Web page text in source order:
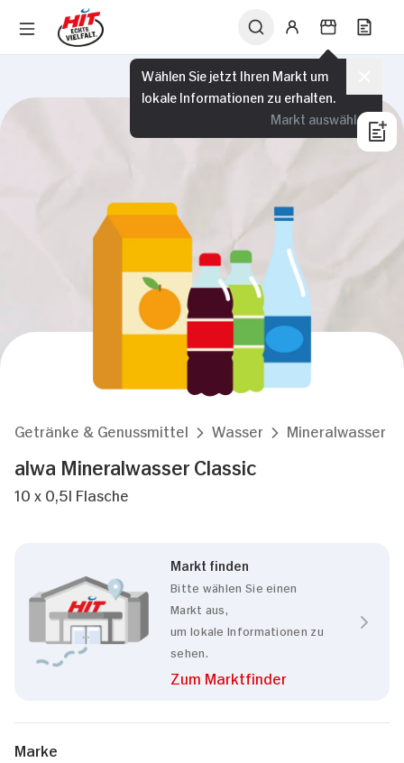
Wählen Sie jetzt Ihren Markt um
lokale Informationen zu erhalten.
Markt auswählen
Getränke & Genussmittel Wasser Mineralwasser
alwa Mineralwasser Classic
10 x 0,5l Flasche
Markt finden
Bitte wählen Sie einen
Markt aus,
um lokale Informationen zu
sehen.
Zum Marktfinder
Marke